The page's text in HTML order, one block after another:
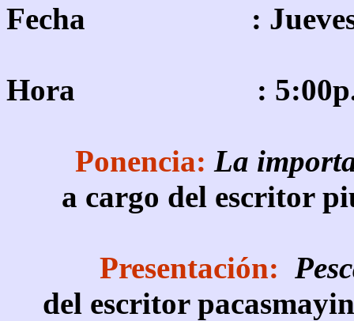
Fecha : Jueves, 31
Hora :
Ponencia: La
a cargo del escritor
Presentación:
del escritor